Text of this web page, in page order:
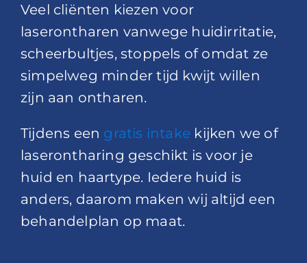
Veel cliënten kiezen voor
laserontharen vanwege huidirritatie,
scheerbultjes, stoppels of omdat ze
simpelweg minder tijd kwijt willen
zijn aan ontharen.
Tijdens een gratis intake kijken we of
laserontharing geschikt is voor je
huid en haartype. Iedere huid is
anders, daarom maken wij altijd een
behandelplan op maat.